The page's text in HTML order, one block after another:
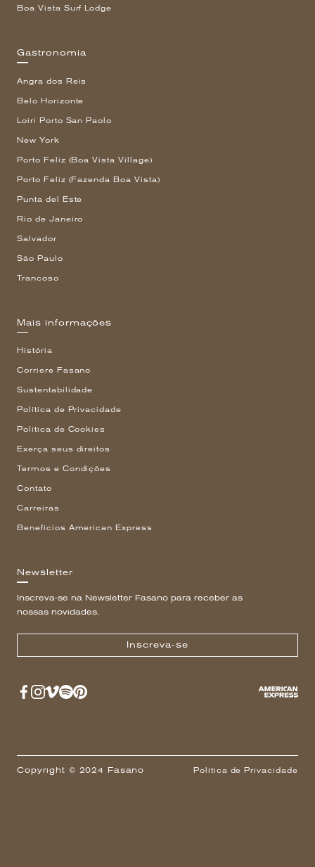
Boa Vista Surf Lodge
Gastronomia
Angra dos Reis
Belo Horizonte
Loiri Porto San Paolo
New York
Porto Feliz (Boa Vista Village)
Porto Feliz (Fazenda Boa Vista)
Punta del Este
Rio de Janeiro
Salvador
São Paulo
Trancoso
Mais informações
História
Corriere Fasano
Sustentabilidade
Política de Privacidade
Política de Cookies
Exerça seus direitos
Termos e Condições
Contato
Carreiras
Benefícios American Express
Newsletter
Inscreva-se na Newsletter Fasano para receber as
nossas novidades.
Inscreva-se
Copyright © 2024 Fasano Política de Privacidade